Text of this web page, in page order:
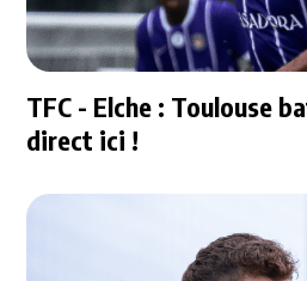
TFC - Elche : Toulouse
direct ici !